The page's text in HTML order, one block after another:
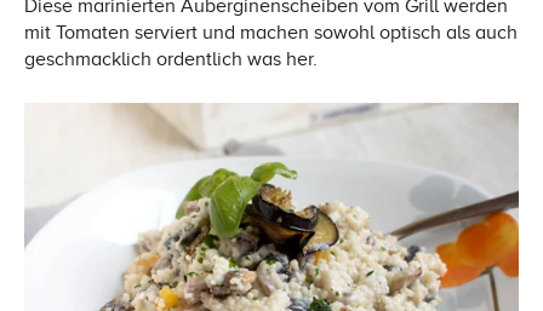
Diese marinierten Auberginenscheiben vom Grill werden
mit Tomaten serviert und machen sowohl optisch als auch
geschmacklich ordentlich was her.